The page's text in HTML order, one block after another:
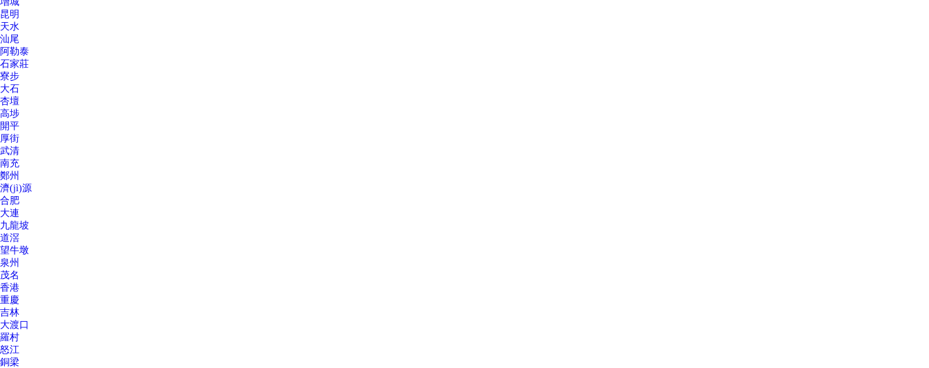
昆明
天水
汕尾
阿勒泰
石家莊
寮步
大石
杏壇
高埗
開平
厚街
武清
南充
鄭州
濟(jì)源
合肥
大連
九龍坡
道滘
望牛墩
泉州
茂名
香港
重慶
吉林
大渡口
羅村
怒江
銅梁